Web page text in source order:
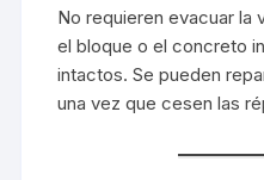
No requieren evacuar la
el bloque o el concreto
intactos. Se pueden
una vez que cesen las